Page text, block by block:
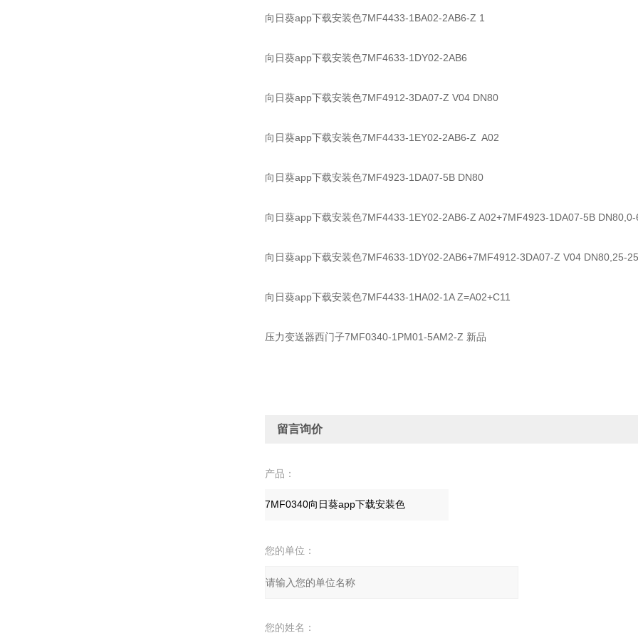
向日葵app下载安装色7MF4433-1BA02-2AB6-Z 1
向日葵app下载安装色7MF4633-1DY02-2AB6
向日葵app下载安装色7MF4912-3DA07-Z V04 DN80
向日葵app下载安装色7MF4433-1EY02-2AB6-Z A02
向日葵app下载安装色7MF4923-1DA07-5B DN80
向日葵app下载安装色7MF4433-1EY02-2AB6-Z A02+7MF4923-1DA07-5B
向日葵app下载安装色7MF4633-1DY02-2AB6+7MF4912-3DA07-Z V04 DN80,25-
向日葵app下载安装色7MF4433-1HA02-1A Z=A02+C11
压力变送器西门子7MF0340-1PM01-5AM2-Z 新品
留言询价
产品：
您的单位：
您的姓名：